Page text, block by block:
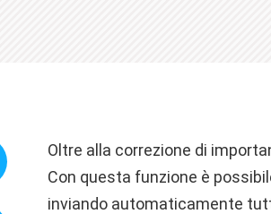
Oltre alla correzione di
Con questa funzione è
inviando automaticamente